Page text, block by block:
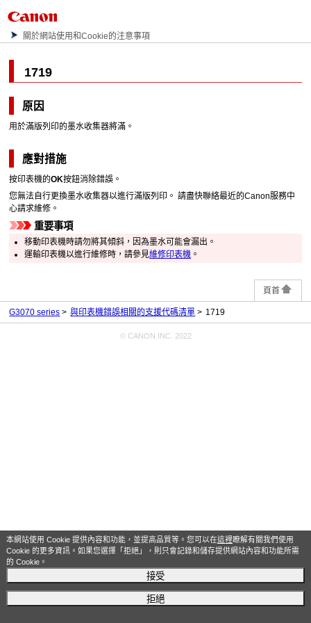
本網站使用 Cookie 提供內容和功能，並提高品質等。您可以在這裡瞭解有關我們使用
Cookie 的更多資訊。如果您選擇「拒絕」，則只會記錄和儲存提供網站內容和功能所需
的 Cookie。
接受
拒絕
關於網站使用和Cookie的注意事項
1719
原因
用於滿版列印的墨水收集器將滿。
應對措施
按印表機的OK按鈕消除錯誤。
您無法自行更換墨水收集器以進行滿版列印。 請盡快聯絡最近的Canon服務中
心請求維修。
重要事項
移動印表機時請勿將其傾斜，因為墨水可能會漏出。
運輸印表機以進行維修時，請參見維修印表機 。
頁首
G3070 series 與印表機錯誤相關的支援代碼清單 1719
© CANON INC. 2022